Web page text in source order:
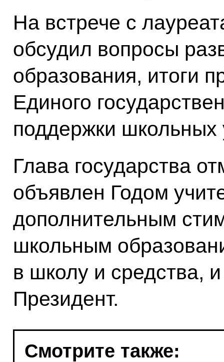
На встрече с
обсудил вопросы
образования, итоги
Единого
поддержки школьных
Глава государства
объявлен Годом
дополнительным
школьным
в школу и средства,
Президент.
Смотрите также: